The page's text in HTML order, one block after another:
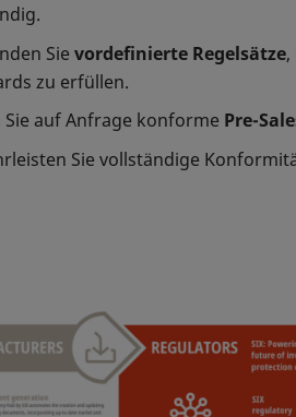
Sievordefinierte Regelsätze
zu erfüllen.
Sie auf Anfrage konforme Pre-
Sie vollständige